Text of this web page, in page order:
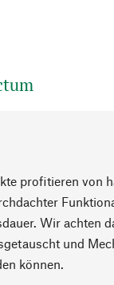
profitieren von
Wir achten
und
können.